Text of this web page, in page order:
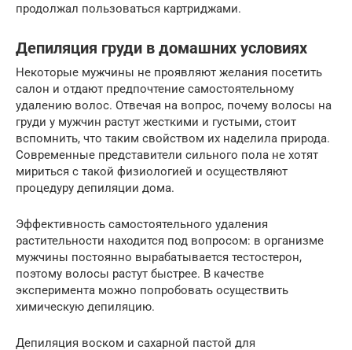
продолжал пользоваться картриджами.
Депиляция груди в домашних условиях
Некоторые мужчины не проявляют желания посетить
салон и отдают предпочтение самостоятельному
удалению волос. Отвечая на вопрос, почему волосы на
груди у мужчин растут жесткими и густыми, стоит
вспомнить, что таким свойством их наделила природа.
Современные представители сильного пола не хотят
мириться с такой физиологией и осуществляют
процедуру депиляции дома.
Эффективность самостоятельного удаления
растительности находится под вопросом: в организме
мужчины постоянно вырабатывается тестостерон,
поэтому волосы растут быстрее. В качестве
эксперимента можно попробовать осуществить
химическую депиляцию.
Депиляция воском и сахарной пастой для